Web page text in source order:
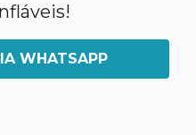
WHATSAPP